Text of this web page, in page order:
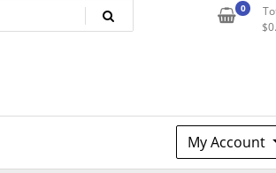
0
$
My Account